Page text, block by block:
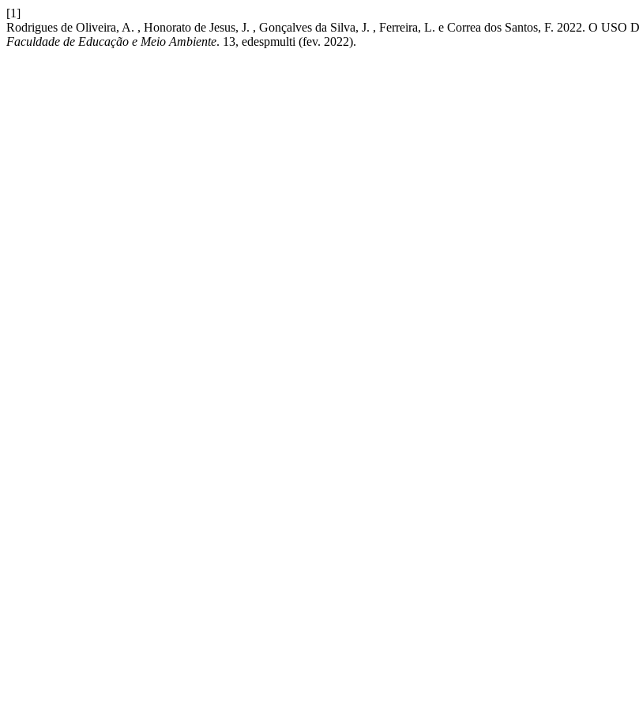
[1]
Rodrigues de Oliveira, A. , Honorato de Jesus, J. , Gonçalves da Silva, J. , Ferreira, L. e Correa dos Santos, F. 2022. O
Faculdade de Educação e Meio Ambiente. 13, edespmulti (fev. 2022).